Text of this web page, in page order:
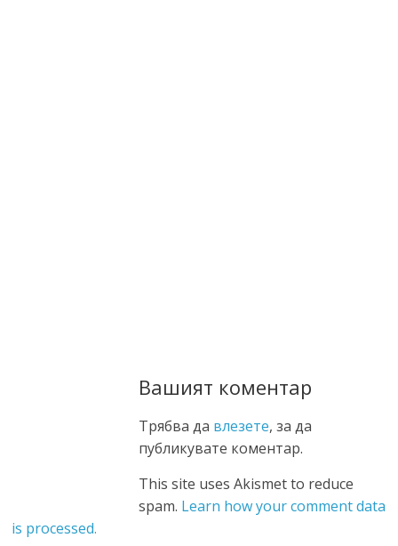
Вашият коментар
Трябва да влезете, за да
публикувате коментар.
This site uses Akismet to reduce
spam. Learn how your comment data
is processed.